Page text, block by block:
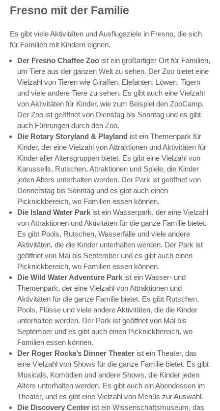
Fresno mit der Familie
Es gibt viele Aktivitäten und Ausflugsziele in Fresno, die sich
für Familien mit Kindern eignen.
Der Fresno Chaffee Zoo ist ein großartiger Ort für Familien,
um Tiere aus der ganzen Welt zu sehen. Der Zoo bietet eine
Vielzahl von Tieren wie Giraffen, Elefanten, Löwen, Tigern
und viele andere Tiere zu sehen. Es gibt auch eine Vielzahl
von Aktivitäten für Kinder, wie zum Beispiel den ZooCamp.
Der Zoo ist geöffnet von Dienstag bis Sonntag und es gibt
auch Führungen durch den Zoo.
Die Rotary Storyland & Playland ist ein Themenpark für
Kinder, der eine Vielzahl von Attraktionen und Aktivitäten für
Kinder aller Altersgruppen bietet. Es gibt eine Vielzahl von
Karussells, Rutschen, Attraktionen und Spiele, die Kinder
jeden Alters unterhalten werden. Der Park ist geöffnet von
Donnerstag bis Sonntag und es gibt auch einen
Picknickbereich, wo Familien essen können.
Die Island Water Park ist ein Wasserpark, der eine Vielzahl
von Attraktionen und Aktivitäten für die ganze Familie bietet.
Es gibt Pools, Rutschen, Wasserfälle und viele andere
Aktivitäten, die die Kinder unterhalten werden. Der Park ist
geöffnet von Mai bis September und es gibt auch einen
Picknickbereich, wo Familien essen können.
Die Wild Water Adventure Park ist ein Wasser- und
Themenpark, der eine Vielzahl von Attraktionen und
Aktivitäten für die ganze Familie bietet. Es gibt Rutschen,
Pools, Flüsse und viele andere Aktivitäten, die die Kinder
unterhalten werden. Der Park ist geöffnet von Mai bis
September und es gibt auch einen Picknickbereich, wo
Familien essen können.
Der Roger Rocka’s Dinner Theater ist ein Theater, das
eine Vielzahl von Shows für die ganze Familie bietet. Es gibt
Musicals, Komödien und andere Shows, die Kinder jeden
Alters unterhalten werden. Es gibt auch ein Abendessen im
Theater, und es gibt eine Vielzahl von Menüs zur Auswahl.
Die Discovery Center ist ein Wissenschaftsmuseum, das